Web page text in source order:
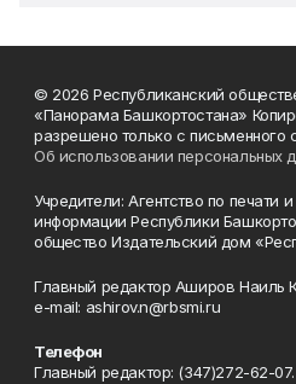
© 2026 Республиканский
«Панорама Башкортостана»
разрешено только с письменного
Об использовании персональных
Учредители: Агентство по печати
информации Республики
общество Издательский дом
Главный редактор Аширов Наиль
e-mail: ashirov.n@rbsmi.ru
Телефон
Главный редактор: (347)272-62-